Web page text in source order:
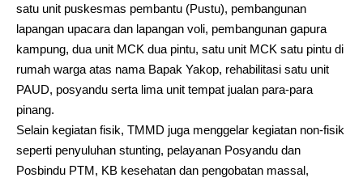
satu unit puskesmas pembantu (Pustu), pembangunan
lapangan upacara dan lapangan voli, pembangunan gapura
kampung, dua unit MCK dua pintu, satu unit MCK satu pintu di
rumah warga atas nama Bapak Yakop, rehabilitasi satu unit
PAUD, posyandu serta lima unit tempat jualan para-para
pinang.
Selain kegiatan fisik, TMMD juga menggelar kegiatan non-fisik
seperti penyuluhan stunting, pelayanan Posyandu dan
Posbindu PTM, KB kesehatan dan pengobatan massal,